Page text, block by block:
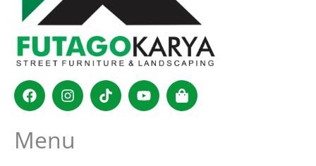
FacebookInstagram
TiktokYoutubeShopping-
bag
Menu